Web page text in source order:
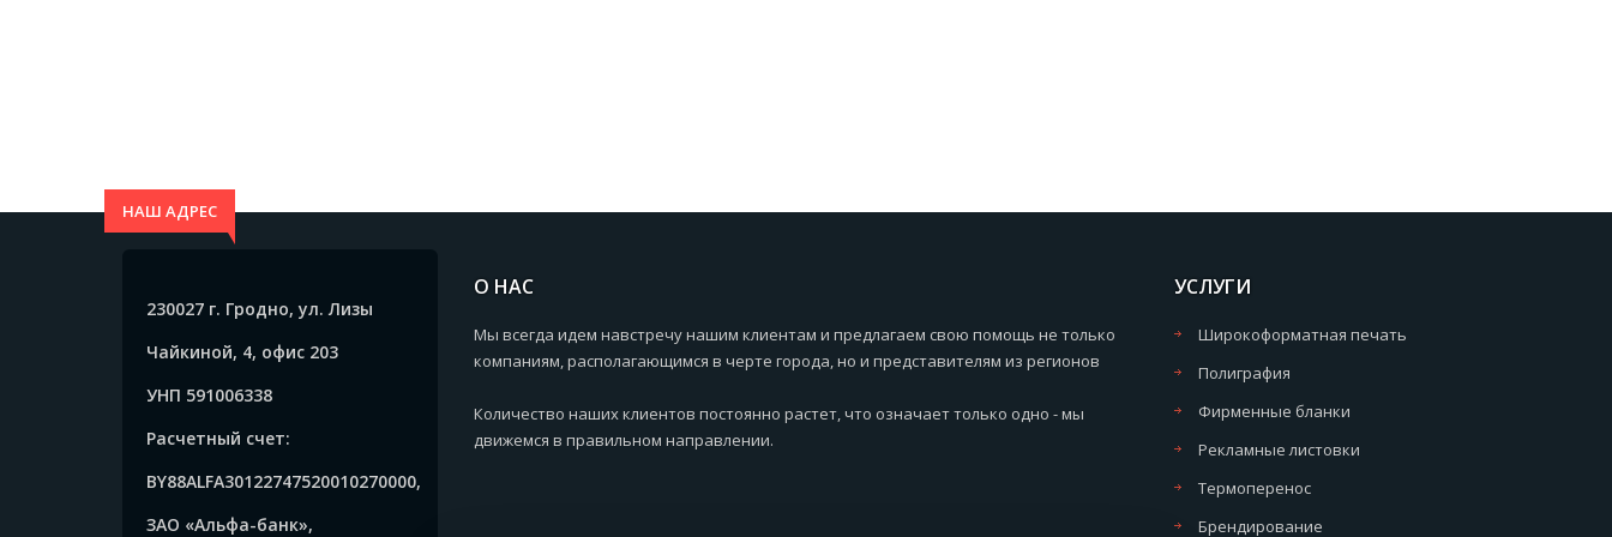
НАШ АДРЕС
230027 г. Гродно, ул. Лизы
Чайкиной, 4, офис 203
УНП 591006338
Расчетный счет:
BY88ALFA30122747520010270000,
ЗАО «Альфа-банк»,
О НАС
Мы всегда идем навстречу нашим клиентам и предлагаем свою помощь не только
компаниям, располагающимся в черте города, но и представителям из регионов
Количество наших клиентов постоянно растет, что означает только одно - мы
движемся в правильном направлении.
УСЛУГИ
Широкоформатная печать
Полиграфия
Фирменные бланки
Рекламные листовки
Термоперенос
Брендирование